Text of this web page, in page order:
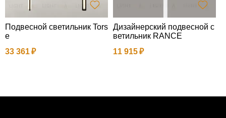
Подвесной светильник Tors
e
33 361
Дизайнерский подвесной с
ветильник RANCE
11 915